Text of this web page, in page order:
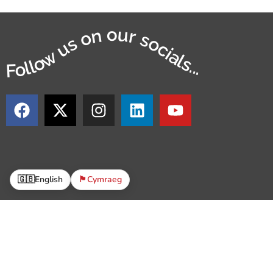
Follow us on our socials...
🇬🇧English 🏴󠁧󠁢󠁷󠁬󠁳󠁿Cymraeg